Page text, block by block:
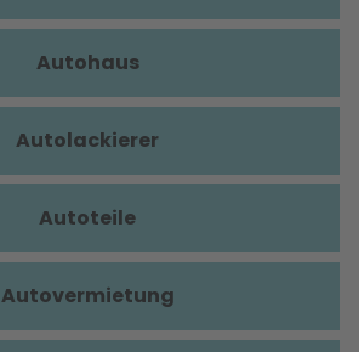
Autohaus
Autolackierer
Autoteile
Autovermietung